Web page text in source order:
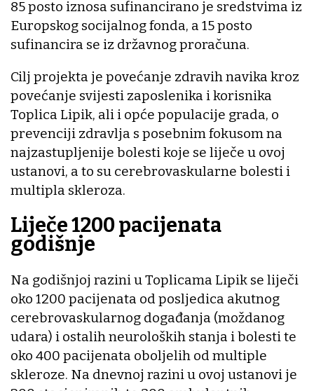
85 posto iznosa sufinancirano je sredstvima iz
Europskog socijalnog fonda, a 15 posto
sufinancira se iz državnog proračuna.
Cilj projekta je povećanje zdravih navika kroz
povećanje svijesti zaposlenika i korisnika
Toplica Lipik, ali i opće populacije grada, o
prevenciji zdravlja s posebnim fokusom na
najzastupljenije bolesti koje se liječe u ovoj
ustanovi, a to su cerebrovaskularne bolesti i
multipla skleroza.
Liječe 1200 pacijenata
godišnje
Na godišnjoj razini u Toplicama Lipik se liječi
oko 1200 pacijenata od posljedica akutnog
cerebrovaskularnog događanja (moždanog
udara) i ostalih neuroloških stanja i bolesti te
oko 400 pacijenata oboljelih od multiple
skleroze. Na dnevnoj razini u ovoj ustanovi je